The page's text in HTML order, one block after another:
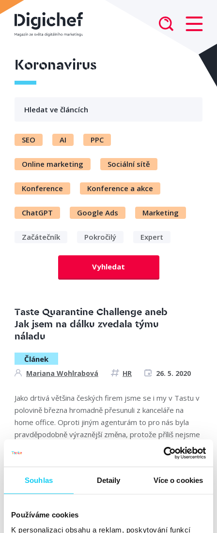
Souhlas Detaily Více o cookies
Používáme cookies
K personalizaci obsahu a reklam, poskytování funkcí
Koronavirus
SEO AI PPC
Online marketing Sociální sítě
Konference Konference a akce
ChatGPT Google Ads Marketing
Začátečník Pokročilý Expert
Vyhledat
Taste Quarantine Challenge aneb
Jak jsem na dálku zvedala týmu
náladu
Článek
Mariana Wohlrabová HR 26. 5. 2020
Jako drtivá většina českých firem jsme se i my v Tastu v
polovině března hromadně přesunuli z kanceláře na
home office. Oproti jiným agenturám to pro nás byla
pravděpodobně výraznější změna, protože příliš nejsme
Číst dále »
Co nás koronavirus naučil o
sociálních sítích?
Článek